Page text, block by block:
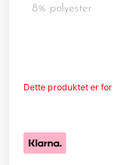
8% polyester
Dette produktet er